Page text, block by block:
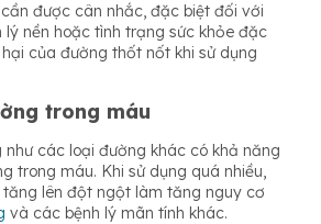
được cân nhắc, đặc biệt đối với
lý nền hoặc tình trạng sức khỏe đặc
của đường thốt nốt khi sử dụng
trong máu
các loại đường khác có khả năng
trong máu. Khi sử dụng quá nhiều,
lên đột ngột làm tăng nguy cơ
và các bệnh lý mãn tính khác.